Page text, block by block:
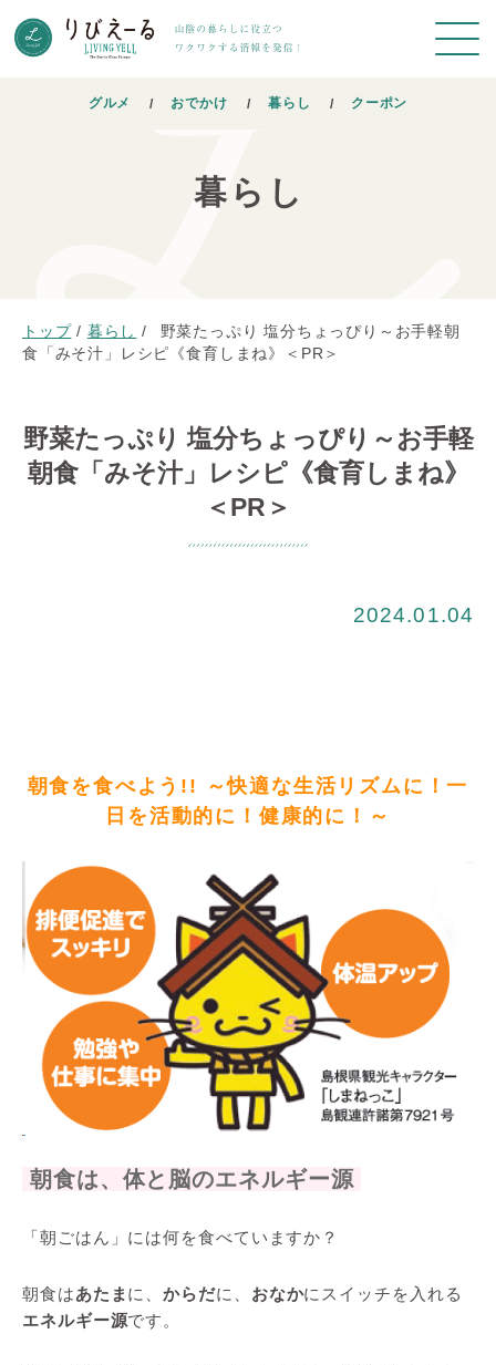
グルメ おでかけ 暮らし クーポン
暮らし
トップ / 暮らし /
野菜たっぷり 塩分ちょっぴり～お手軽朝
食「みそ汁」レシピ《食育しまね》＜PR＞
野菜たっぷり 塩分ちょっぴり～お手軽
朝食「みそ汁」レシピ《食育しまね》
＜PR＞
2024.01.04
朝食を食べよう!! ～快適な生活リズムに！一
日を活動的に！健康的に！～
朝食は、体と脳のエネルギー源
「朝ごはん」には何を食べていますか？
朝食はあたま に、からだに、 おなかにスイッチを入れる
エネルギー源です。